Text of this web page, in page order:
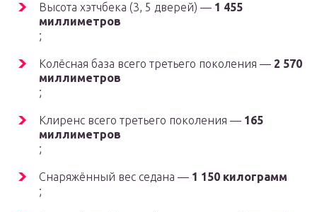
Высота хэтчбека (3, 5 дверей) — 1 455
миллиметров
;
Колёсная база всего третьего поколения — 2 570
миллиметров
;
Клиренс всего третьего поколения — 165
миллиметров
;
Снаряжённый вес седана — 1 150 килограмм
;